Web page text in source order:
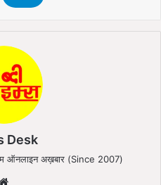
Desk
ऑनलाइन अख़बार (Since 2007)